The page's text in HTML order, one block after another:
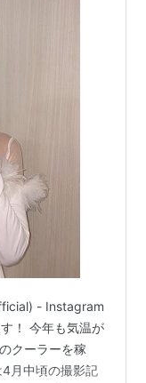
- Instagram
！ 今年も気温が
クーラーを稼
月中頃の撮影記